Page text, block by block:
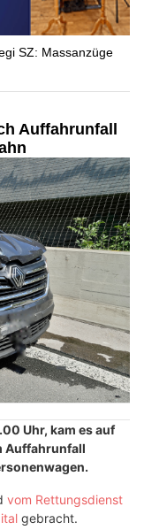
SZ: Massanzüge
Auffahrunfall
Uhr, kam es auf
Auffahrunfall
vom Rettungsdienst
gebracht.